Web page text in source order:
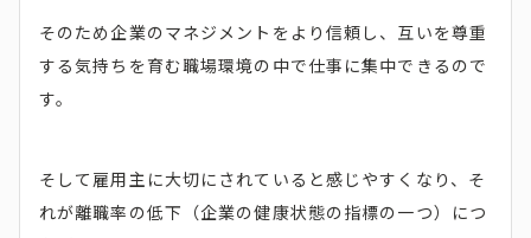
そのため企業のマネジメントをより信頼し、互いを尊重
する気持ちを育む職場環境の中で仕事に集中できるので
す。
そして雇用主に大切にされていると感じやすくなり、そ
れが離職率の低下（企業の健康状態の指標の一つ）につ